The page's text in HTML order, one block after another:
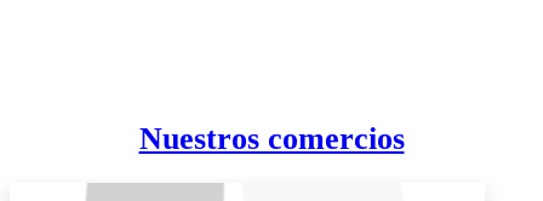
Nuestros comercios